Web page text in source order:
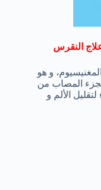
و هو
المصاب من
الألم و